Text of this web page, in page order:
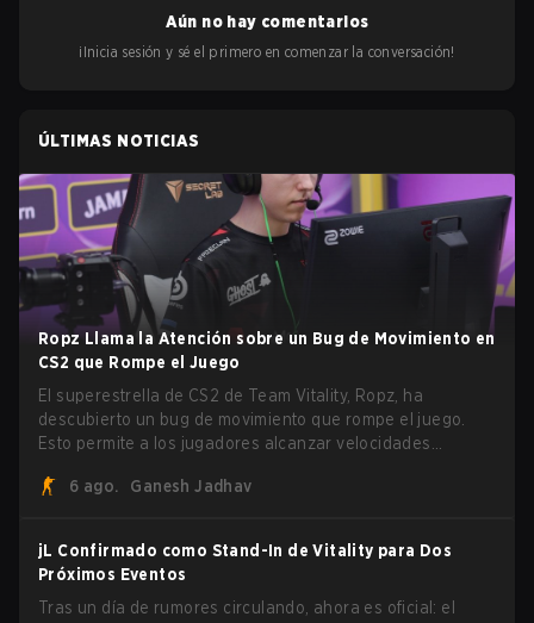
Aún no hay comentarios
¡Inicia sesión y sé el primero en comenzar la conversación!
ÚLTIMAS NOTICIAS
Ropz Llama la Atención sobre un Bug de Movimiento en
CS2 que Rompe el Juego
El superestrella de CS2 de Team Vitality, Ropz, ha
descubierto un bug de movimiento que rompe el juego.
Esto permite a los jugadores alcanzar velocidades
6 ago.
Ganesh Jadhav
jL Confirmado como Stand-In de Vitality para Dos
Próximos Eventos
Tras un día de rumores circulando, ahora es oficial: el